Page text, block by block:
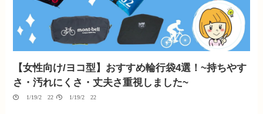
【女性向け/ヨコ型】おすすめ輪行袋4選！~持ちやす
さ・汚れにくさ・丈夫さ重視しました~
01/19/2022 01/19/2022